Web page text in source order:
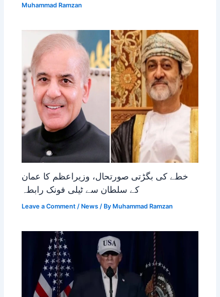
Muhammad Ramzan
خطے کی بگڑتی صورتحال، وزیراعظم کا عمان
کے سلطان سے ٹیلی فونک رابطہ
Leave a Comment / News / By Muhammad Ramzan